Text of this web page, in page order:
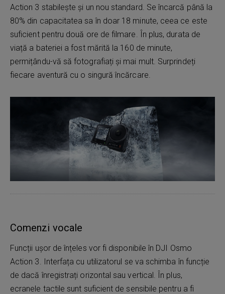
Action 3 stabilește și un nou standard. Se încarcă până la
80% din capacitatea sa în doar 18 minute, ceea ce este
suficient pentru două ore de filmare. În plus, durata de
viață a bateriei a fost mărită la 160 de minute,
permițându-vă să fotografiați și mai mult. Surprindeți
fiecare aventură cu o singură încărcare.
Comenzi vocale
Funcții ușor de înțeles vor fi disponibile în DJI Osmo
Action 3. Interfața cu utilizatorul se va schimba în funcție
de dacă înregistrați orizontal sau vertical. În plus,
ecranele tactile sunt suficient de sensibile pentru a fi